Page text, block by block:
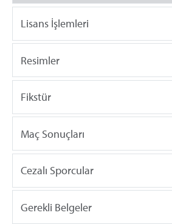
Lisans İşlemleri
Resimler
Fikstür
Maç Sonuçları
Cezalı Sporcular
Gerekli Belgeler